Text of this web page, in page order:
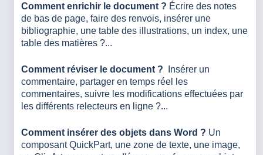
Comment enrichir le document ? Écrire des notes
de bas de page, faire des renvois, insérer une
bibliographie, une table des illustrations, un index, une
table des matières ?...
Comment réviser le document ? Insérer un
commentaire, partager en temps réel les
commentaires, suivre les modifications effectuées par
les différents relecteurs en ligne ?...
Comment insérer des objets dans Word ? Un
composant QuickPart, une zone de texte, une image,